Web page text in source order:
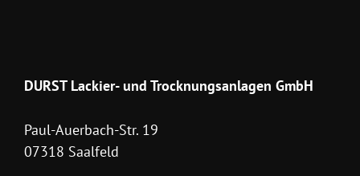
DURST Lackier- und Trocknungsanlagen GmbH
Paul-Auerbach-Str. 19
07318 Saalfeld